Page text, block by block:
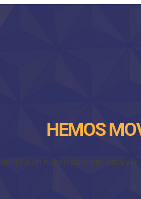
HEMOS
a un nuevo dominio, para